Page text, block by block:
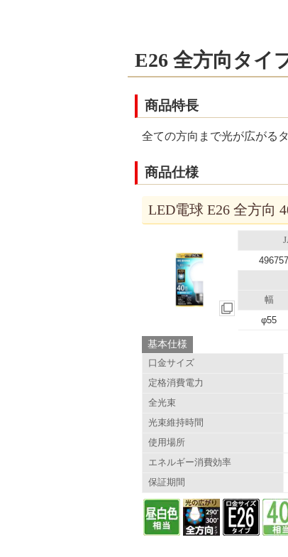
E26 全方向タイ
商品特長
全ての方向まで光が広がる
商品仕様
LED電球 E26 全方向
幅
φ55
基本仕様
口金サイズ
定格消費電力
全光束
光束維持時間
使用場所
エネルギー消費効率
保証期間